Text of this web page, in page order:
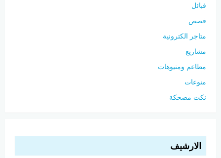
قبائل
قصص
متاجر الكترونية
مشاريع
مطاعم ومنيوهات
منوعات
نكت مضحكة
الارشيف